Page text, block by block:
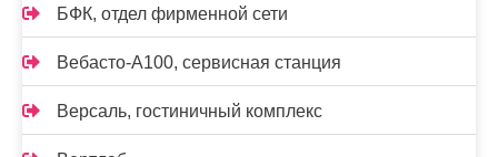
БФК, отдел фирменной сети
Вебасто-А100, сервисная станция
Версаль, гостиничный комплекс